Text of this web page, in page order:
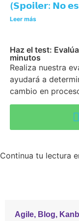
(𝗦𝗽𝗼𝗶𝗹𝗲𝗿: 𝗡𝗼
Leer más
Haz el test:
minutos
Realiza nuestra
ayudará a
cambio en
Continua tu lectura
Agile, Blog,